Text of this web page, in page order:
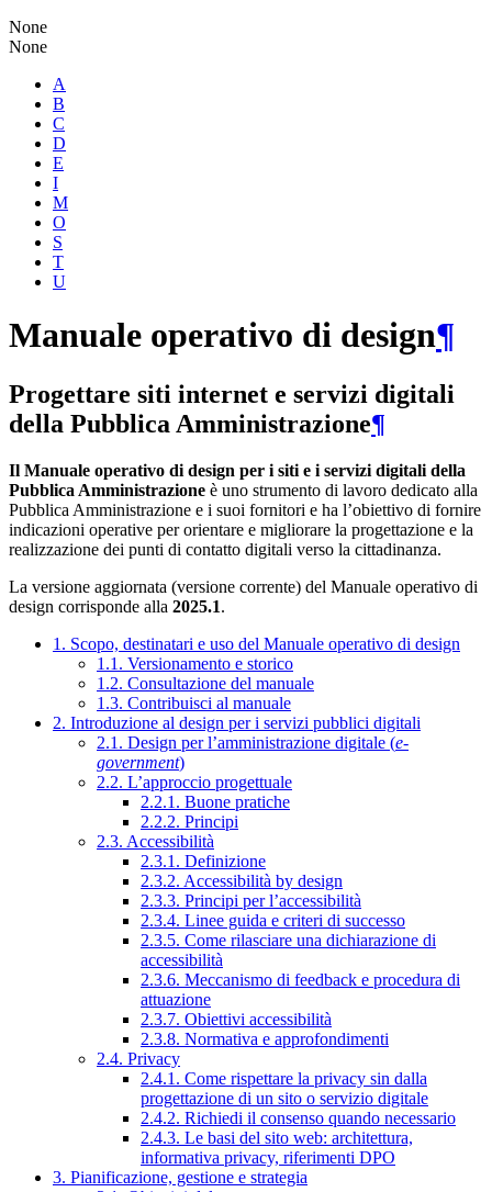
None
None
A
B
C
D
E
I
M
O
S
T
U
Manuale operativo di design¶
Progettare siti internet e servizi digitali
della Pubblica Amministrazione¶
Il Manuale operativo di design per i siti e i servizi digitali della
Pubblica Amministrazione è uno strumento di lavoro dedicato alla
Pubblica Amministrazione e i suoi fornitori e ha l’obiettivo di fornire
indicazioni operative per orientare e migliorare la progettazione e la
realizzazione dei punti di contatto digitali verso la cittadinanza.
La versione aggiornata (versione corrente) del Manuale operativo di
design corrisponde alla 2025.1.
1. Scopo, destinatari e uso del Manuale operativo di design
1.1. Versionamento e storico
1.2. Consultazione del manuale
1.3. Contribuisci al manuale
2. Introduzione al design per i servizi pubblici digitali
2.1. Design per l’amministrazione digitale (e-
government)
2.2. L’approccio progettuale
2.2.1. Buone pratiche
2.2.2. Principi
2.3. Accessibilità
2.3.1. Definizione
2.3.2. Accessibilità by design
2.3.3. Principi per l’accessibilità
2.3.4. Linee guida e criteri di successo
2.3.5. Come rilasciare una dichiarazione di
accessibilità
2.3.6. Meccanismo di feedback e procedura di
attuazione
2.3.7. Obiettivi accessibilità
2.3.8. Normativa e approfondimenti
2.4. Privacy
2.4.1. Come rispettare la privacy sin dalla
progettazione di un sito o servizio digitale
2.4.2. Richiedi il consenso quando necessario
2.4.3. Le basi del sito web: architettura,
informativa privacy, riferimenti DPO
3. Pianificazione, gestione e strategia